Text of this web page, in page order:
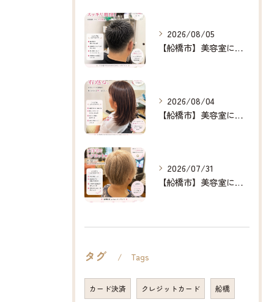
2026/08/05
【船橋市】美容室に行けない…をなくしたい✂️✨
2026/08/04
【船橋市】美容室に行けない…をなくしたい✂️✨
2026/07/31
【船橋市】美容室に行けない…をなくしたい✂️✨
タグ Tags
カード決済 クレジットカード 船橋